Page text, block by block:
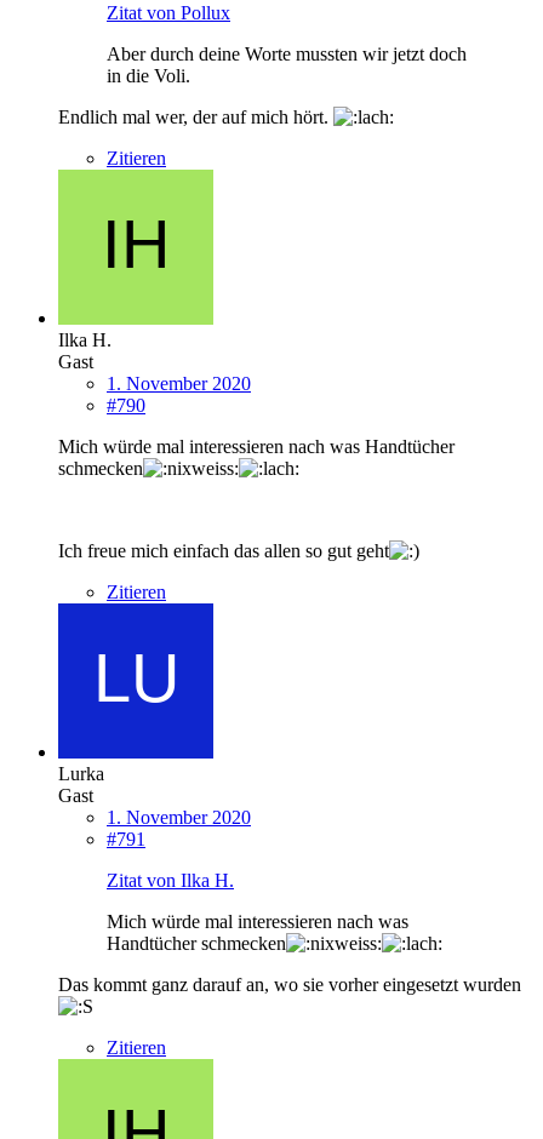
Zitat von Pollux
Aber durch deine Worte mussten wir jetzt doch
in die Voli.
Endlich mal wer, der auf mich hört.
Zitieren
Ilka H.
Gast
1. November 2020
#790
Mich würde mal interessieren nach was Handtücher
schmecken
Ich freue mich einfach das allen so gut geht
Zitieren
Lurka
Gast
1. November 2020
#791
Zitat von Ilka H.
Mich würde mal interessieren nach was
Handtücher schmecken
Das kommt ganz darauf an, wo sie vorher eingesetzt wurden
Zitieren